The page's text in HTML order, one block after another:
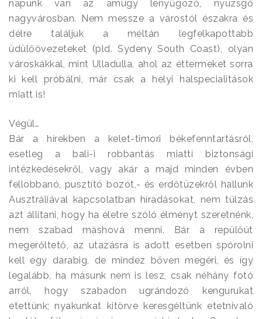
napunk van az amúgy lenyűgöző, nyüzsgő
nagyvárosban. Nem messze a várostól északra és
délre találjuk a méltán legfelkapottabb
üdülőövezeteket (pld. Sydeny South Coast), olyan
városkákkal, mint Ulladulla, ahol az éttermeket sorra
ki kell próbálni, már csak a helyi halspecialitások
miatt is!
Végül…
Bár a hírekben a kelet-timori békefenntartásról,
esetleg a bali-i robbantás miatti biztonsági
intézkedésekről, vagy akár a majd minden évben
fellobbanó, pusztító bozót,- és erdőtüzekről hallunk
Ausztráliával kapcsolatban híradásokat, nem túlzás
azt állítani, hogy ha életre szóló élményt szeretnénk,
nem szabad máshová menni. Bár a repülőút
megerőltető, az utazásra is adott esetben spórolni
kell egy darabig, de mindez bőven megéri, és így
legalább, ha másunk nem is lesz, csak néhány fotó
arról, hogy szabadon ugrándozó kengurukat
etettünk; nyakunkat kitörve keresgéltünk etetnivaló